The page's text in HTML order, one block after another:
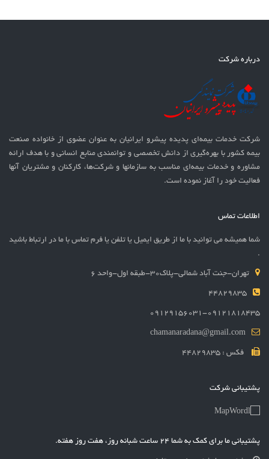
درباره شرکت
شرکت خدمات بيمه‌ای پدیده پیشرو ایرانیان به عنوان عضوی از خانواده صنعت
بیمه کشور با بهره‌گيری از دانش تخصصی و توانمندی منابع انسانی و با هدف ارائه
مشاوره و خدمات بیمه‌ای مناسب به سازمانها و شرکت‌ها، کارکنان و مشتریان آنها
فعالیت خود را آغاز نموده است.
اطلاعات تماس
شما همیشه می توانید با ما از طریق ایمیل یا تلفن یا فرم تماس با ما در ارتباط باشید
.
تهران-جنت آباد شمالی-پلاک30-طبقه اول-واحد 6
44829835
09129156031-09121818435
chamanaradana@gmail.com
فکس : 44829835
پشتیبانی شرکت
پشتیبانی ما برای کمک به شما 24 ساعت شبانه روز، هفت روز هفته.